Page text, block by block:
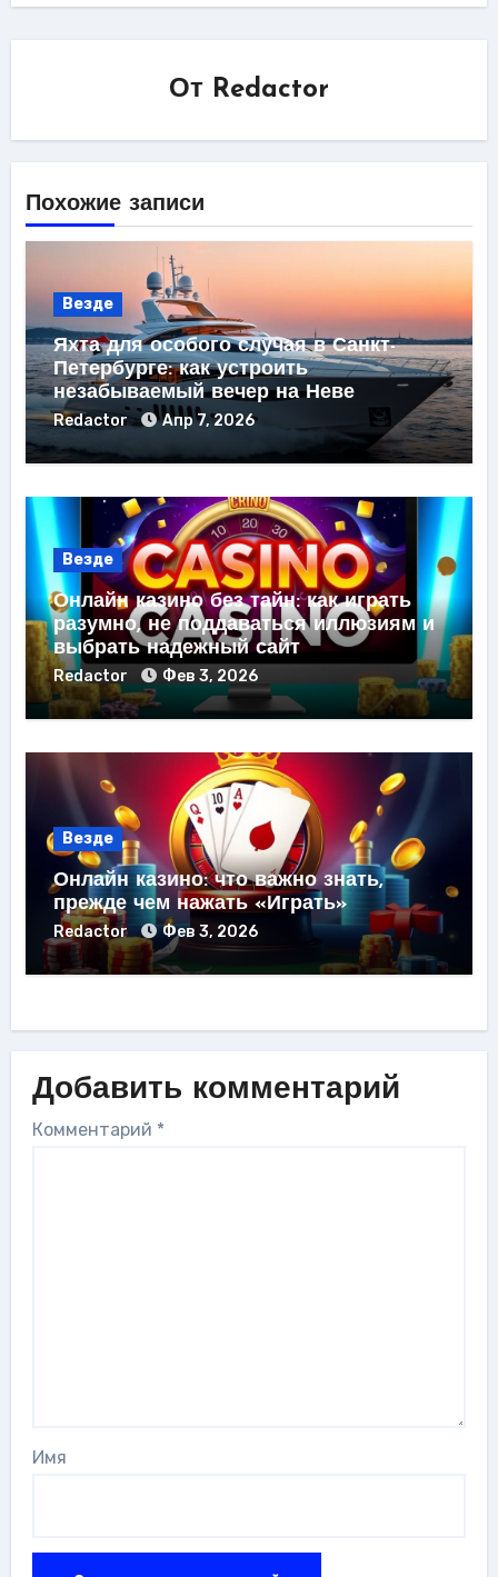
От Redactor
Похожие записи
Везде
Яхта для особого случая в Санкт-
Петербурге: как устроить
незабываемый вечер на Неве
Redactor Апр 7, 2026
Везде
Онлайн казино без тайн: как играть
разумно, не поддаваться иллюзиям и
выбрать надежный сайт
Redactor Фев 3, 2026
Везде
Онлайн казино: что важно знать,
прежде чем нажать «Играть»
Redactor Фев 3, 2026
Добавить комментарий
Комментарий *
Имя